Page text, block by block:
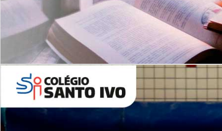
Leituras Literárias
6º AO 9º ANO FUNDAMENTAL
Inglês: Turmas Reduzidas
(Proficiência)
ALUNOS NOVOS
Entre em Contato